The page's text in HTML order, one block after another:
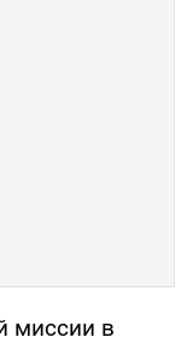
миссии в